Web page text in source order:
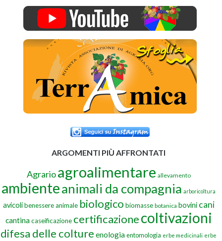
ARGOMENTI PIÙ AFFRONTATI
Agrario agroalimentare allevamento
ambienteanimali da compagnia arboricoltura
avicoli benessere animale biologico biomasse botanica bovini cani
cantina caseificazione certificazionecoltivazioni
difesa delle colture enologiaentomologia erbe medicinali erbe